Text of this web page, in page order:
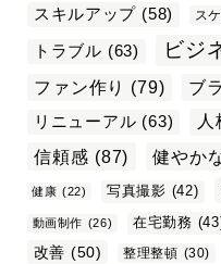
スキルアップ (58) ス
トラブル (63) ビジ
ファン作り (79) ブ
リニューアル (63) 人
信頼感 (87) 健やか
健康 (22) 写真撮影 (42)
動画制作 (26) 在宅勤務
改善 (50) 整理整頓 (30)